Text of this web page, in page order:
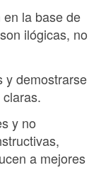
la base de
ilógicas, no
y demostrarse
y no
a mejores